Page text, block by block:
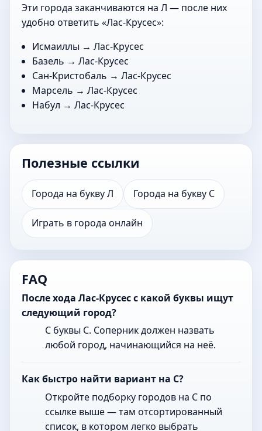
Эти города заканчиваются на Л — после них
удобно ответить «Лас-Крусес»:
Исмаиллы → Лас-Крусес
Базель → Лас-Крусес
Сан-Кристобаль → Лас-Крусес
Марсель → Лас-Крусес
Набул → Лас-Крусес
Полезные ссылки
Города на букву Л Города на букву С
Играть в города онлайн
FAQ
После хода Лас-Крусес с какой буквы ищут
следующий город?
С буквы С. Соперник должен назвать
любой город, начинающийся на неё.
Как быстро найти вариант на С?
Откройте подборку городов на С по
ссылке выше — там отсортированный
список, в котором легко выбрать